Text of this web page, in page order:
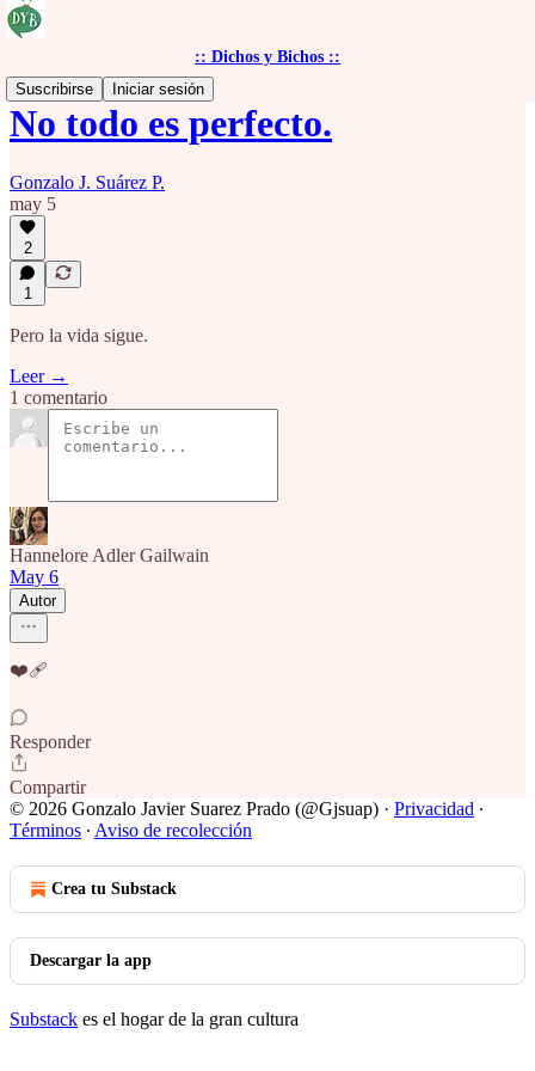
:: Dichos y Bichos ::
Suscribirse
Iniciar sesión
No todo es perfecto.
Gonzalo J. Suárez P.
may 5
2
1
Pero la vida sigue.
Leer →
1 comentario
Hannelore Adler Gailwain
May 6
Autor
❤️‍🩹
Responder
Compartir
© 2026 Gonzalo Javier Suarez Prado (@Gjsuap) · Privacidad ∙
Términos ∙ Aviso de recolección
Crea tu Substack
Descargar la app
Substack es el hogar de la gran cultura